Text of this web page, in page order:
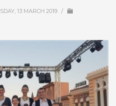
13 MARCH 2019 /